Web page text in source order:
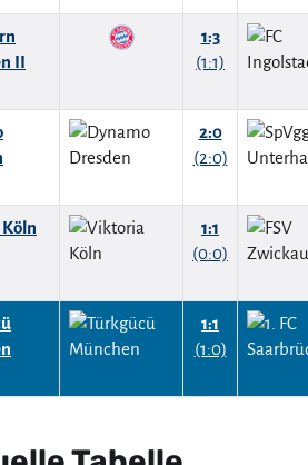
II
1:3
(1:1)
2:0
(2:0)
1:1
(0:0)
1:1
(1:0)